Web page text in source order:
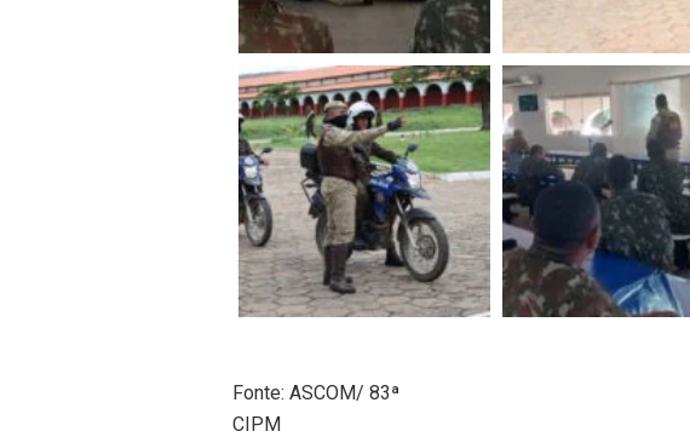
Fonte: ASCOM/ 83ª
CIPM